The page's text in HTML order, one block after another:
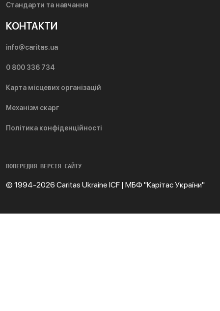
Стандарти та навчання
КОНТАКТИ
info@caritas.ua
0 800 336 734
Карта місцевих організацій
Механізм скарг
Політика конфіденційності
ПОПЕРЕДНЯ ВЕРСІЯ САЙТУ
© 1994-2026 Caritas Ukraine ICF | МБФ "Карітас України"